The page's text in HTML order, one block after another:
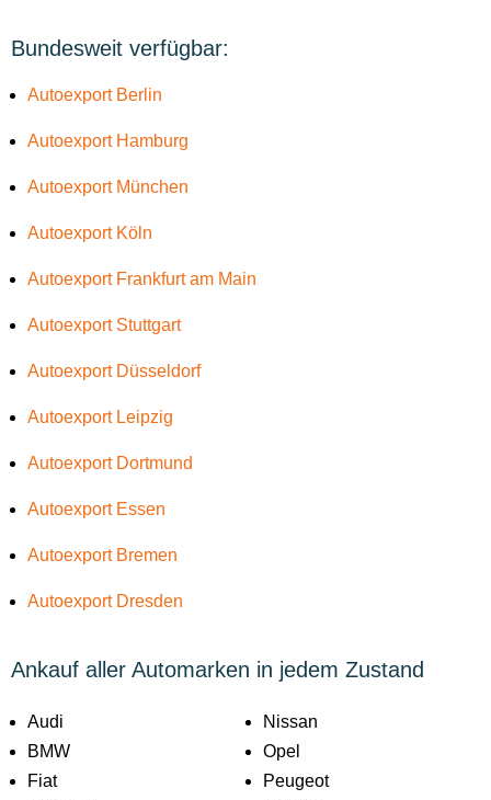
Bundesweit verfügbar:
Autoexport Berlin
Autoexport Hamburg
Autoexport München
Autoexport Köln
Autoexport Frankfurt am Main
Autoexport Stuttgart
Autoexport Düsseldorf
Autoexport Leipzig
Autoexport Dortmund
Autoexport Essen
Autoexport Bremen
Autoexport Dresden
Ankauf aller Automarken in jedem Zustand
Audi
BMW
Fiat
Nissan
Opel
Peugeot